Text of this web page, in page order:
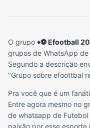
O grupo ♦️⚽ Efootball
grupos de WhatsApp
Segundo a descrição
"Grupo sobre efoottbal
Pra você que é um
Entre agora mesmo no
de whatsapp de